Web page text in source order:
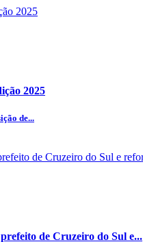
2025
de...
de Cruzeiro do Sul e...